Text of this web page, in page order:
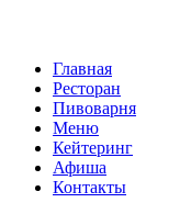
Главная
Ресторан
Пивоварня
Меню
Кейтеринг
Афиша
Контакты